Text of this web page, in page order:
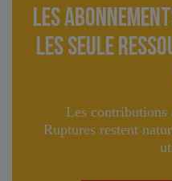
Les
lES seule
Les contributions
Ruptures restent